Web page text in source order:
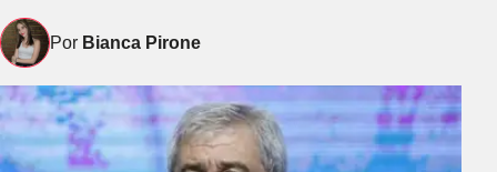
Por Bianca Pirone